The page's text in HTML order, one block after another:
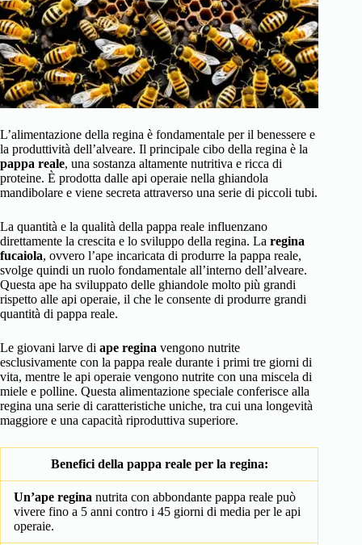
L’alimentazione della regina è fondamentale per il benessere e
la produttività dell’alveare. Il principale cibo della regina è la
pappa reale, una sostanza altamente nutritiva e ricca di
proteine. È prodotta dalle api operaie nella ghiandola
mandibolare e viene secreta attraverso una serie di piccoli tubi.
La quantità e la qualità della pappa reale influenzano
direttamente la crescita e lo sviluppo della regina. La regina
fucaiola, ovvero l’ape incaricata di produrre la pappa reale,
svolge quindi un ruolo fondamentale all’interno dell’alveare.
Questa ape ha sviluppato delle ghiandole molto più grandi
rispetto alle api operaie, il che le consente di produrre grandi
quantità di pappa reale.
Le giovani larve di ape regina vengono nutrite
esclusivamente con la pappa reale durante i primi tre giorni di
vita, mentre le api operaie vengono nutrite con una miscela di
miele e polline. Questa alimentazione speciale conferisce alla
regina una serie di caratteristiche uniche, tra cui una longevità
maggiore e una capacità riproduttiva superiore.
Benefici della pappa reale per la regina:
Un’ape regina nutrita con abbondante pappa reale può
vivere fino a 5 anni contro i 45 giorni di media per le api
operaie.